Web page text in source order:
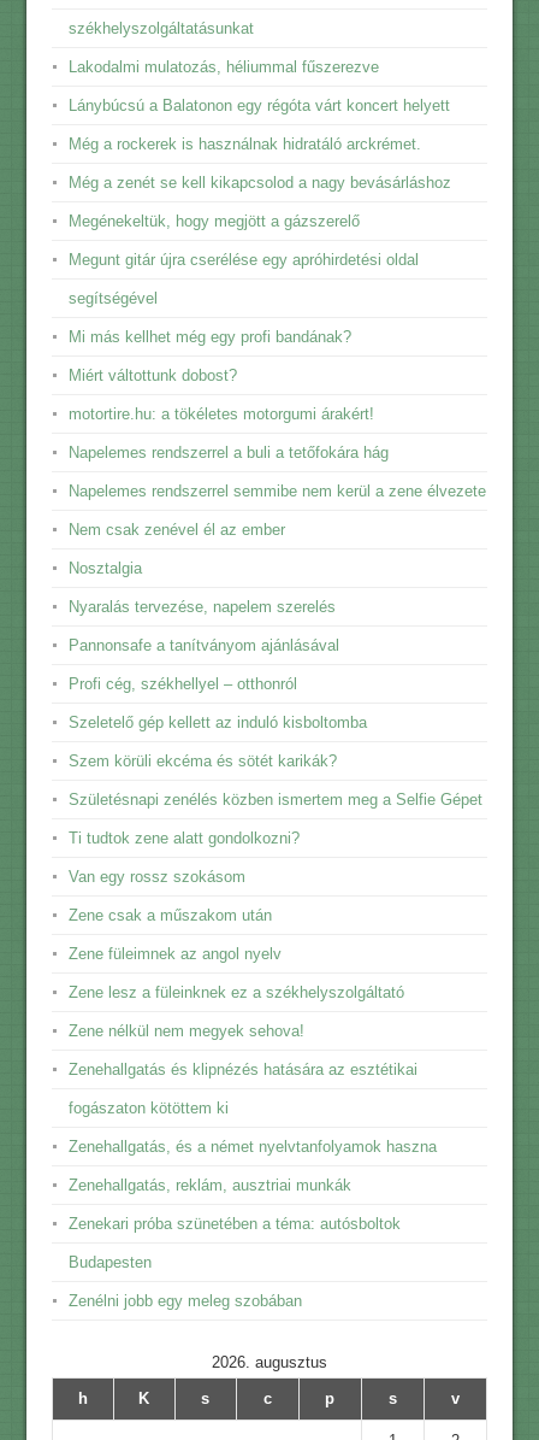
székhelyszolgáltatásunkat
Lakodalmi mulatozás, héliummal fűszerezve
Lánybúcsú a Balatonon egy régóta várt koncert helyett
Még a rockerek is használnak hidratáló arckrémet.
Még a zenét se kell kikapcsolod a nagy bevásárláshoz
Megénekeltük, hogy megjött a gázszerelő
Megunt gitár újra cserélése egy apróhirdetési oldal
segítségével
Mi más kellhet még egy profi bandának?
Miért váltottunk dobost?
motortire.hu: a tökéletes motorgumi árakért!
Napelemes rendszerrel a buli a tetőfokára hág
Napelemes rendszerrel semmibe nem kerül a zene élvezete
Nem csak zenével él az ember
Nosztalgia
Nyaralás tervezése, napelem szerelés
Pannonsafe a tanítványom ajánlásával
Profi cég, székhellyel – otthonról
Szeletelő gép kellett az induló kisboltomba
Szem körüli ekcéma és sötét karikák?
Születésnapi zenélés közben ismertem meg a Selfie Gépet
Ti tudtok zene alatt gondolkozni?
Van egy rossz szokásom
Zene csak a műszakom után
Zene füleimnek az angol nyelv
Zene lesz a füleinknek ez a székhelyszolgáltató
Zene nélkül nem megyek sehova!
Zenehallgatás és klipnézés hatására az esztétikai
fogászaton kötöttem ki
Zenehallgatás, és a német nyelvtanfolyamok haszna
Zenehallgatás, reklám, ausztriai munkák
Zenekari próba szünetében a téma: autósboltok
Budapesten
Zenélni jobb egy meleg szobában
2026. augusztus
h
K s c p s v